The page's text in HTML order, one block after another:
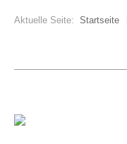
Aktuelle Seite: Startseite
Beitritt zum Verein